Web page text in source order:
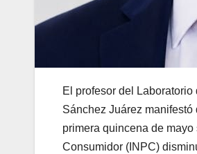
El profesor del
Sánchez Juárez
primera quincena de
Consumidor (INPC)